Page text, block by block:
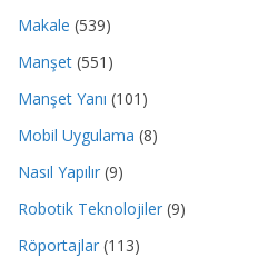
Makale (539)
Manşet (551)
Manşet Yanı (101)
Mobil Uygulama (8)
Nasıl Yapılır (9)
Robotik Teknolojiler (9)
Röportajlar (113)